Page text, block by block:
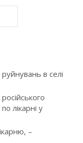
в селі
лікарні у
–